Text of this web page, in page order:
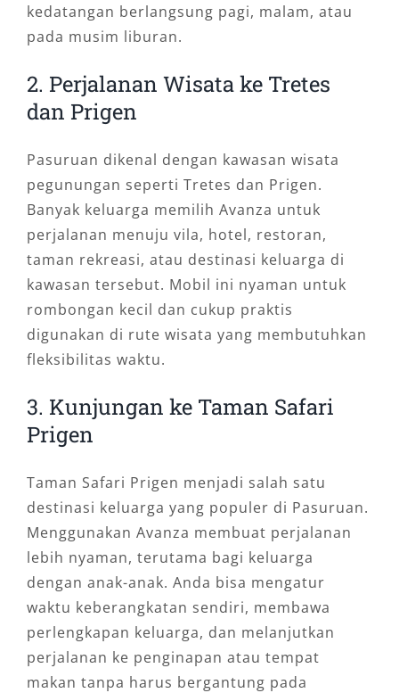
kedatangan berlangsung pagi, malam, atau
pada musim liburan.
2. Perjalanan Wisata ke Tretes
dan Prigen
Pasuruan dikenal dengan kawasan wisata
pegunungan seperti Tretes dan Prigen.
Banyak keluarga memilih Avanza untuk
perjalanan menuju vila, hotel, restoran,
taman rekreasi, atau destinasi keluarga di
kawasan tersebut. Mobil ini nyaman untuk
rombongan kecil dan cukup praktis
digunakan di rute wisata yang membutuhkan
fleksibilitas waktu.
3. Kunjungan ke Taman Safari
Prigen
Taman Safari Prigen menjadi salah satu
destinasi keluarga yang populer di Pasuruan.
Menggunakan Avanza membuat perjalanan
lebih nyaman, terutama bagi keluarga
dengan anak-anak. Anda bisa mengatur
waktu keberangkatan sendiri, membawa
perlengkapan keluarga, dan melanjutkan
perjalanan ke penginapan atau tempat
makan tanpa harus bergantung pada